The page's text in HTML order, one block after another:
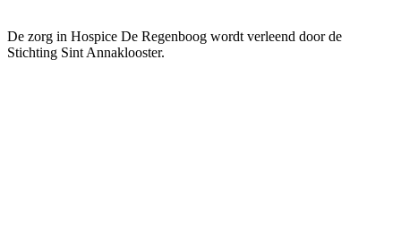
De zorg in Hospice De Regenboog wordt verleend door de
Stichting Sint Annaklooster.